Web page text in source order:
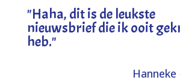
"Haha, dit is de leukste
nieuwsbrief die ik ooit
heb."